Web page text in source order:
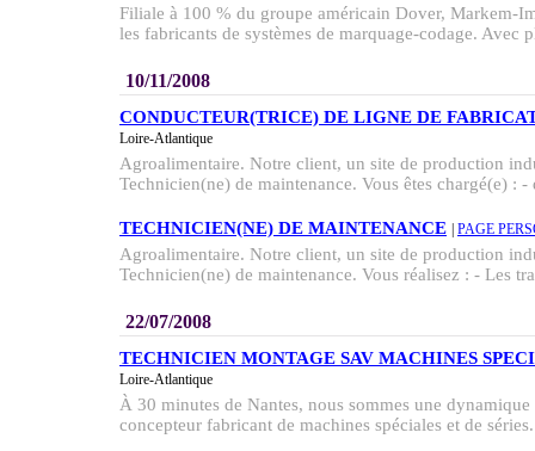
Filiale à 100 % du groupe américain Dover, Markem-
les fabricants de systèmes de marquage-codage. Avec
10/11/2008
CONDUCTEUR(TRICE) DE LIGNE DE
Loire-Atlantique
Agroalimentaire. Notre client, un site de production
Technicien(ne) de maintenance. Vous êtes chargé(e) :
TECHNICIEN(NE) DE MAINTENANCE PAGE
Agroalimentaire. Notre client, un site de production
Technicien(ne) de maintenance. Vous réalisez : - Les
22/07/2008
TECHNICIEN MONTAGE SAV MACHINES
Loire-Atlantique
À 30 minutes de Nantes, nous sommes une
concepteur fabricant de machines spéciales et de